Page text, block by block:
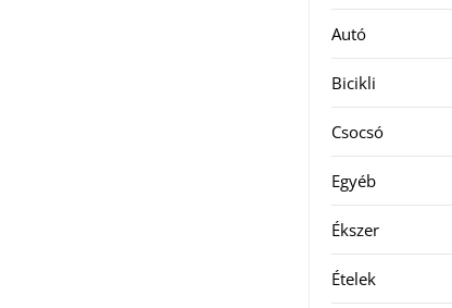
Autó
Bicikli
Csocsó
Egyéb
Ékszer
Ételek